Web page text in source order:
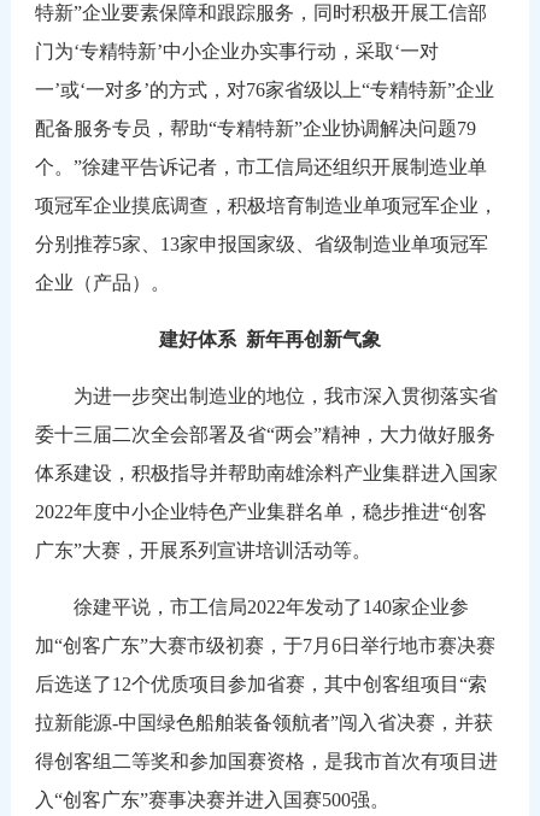
特新”企业要素保障和跟踪服务，同时积极开展工信部
门为‘专精特新’中小企业办实事行动，采取‘一对
一’或‘一对多’的方式，对76家省级以上“专精特新”企业
配备服务专员，帮助“专精特新”企业协调解决问题79
个。”徐建平告诉记者，市工信局还组织开展制造业单
项冠军企业摸底调查，积极培育制造业单项冠军企业，
分别推荐5家、13家申报国家级、省级制造业单项冠军
企业（产品）。
建好体系 新年再创新气象
为进一步突出制造业的地位，我市深入贯彻落实省
委十三届二次全会部署及省“两会”精神，大力做好服务
体系建设，积极指导并帮助南雄涂料产业集群进入国家
2022年度中小企业特色产业集群名单，稳步推进“创客
广东”大赛，开展系列宣讲培训活动等。
徐建平说，市工信局2022年发动了140家企业参
加“创客广东”大赛市级初赛，于7月6日举行地市赛决赛
后选送了12个优质项目参加省赛，其中创客组项目“索
拉新能源-中国绿色船舶装备领航者”闯入省决赛，并获
得创客组二等奖和参加国赛资格，是我市首次有项目进
入“创客广东”赛事决赛并进入国赛500强。